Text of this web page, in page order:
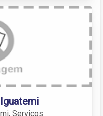
Serviços